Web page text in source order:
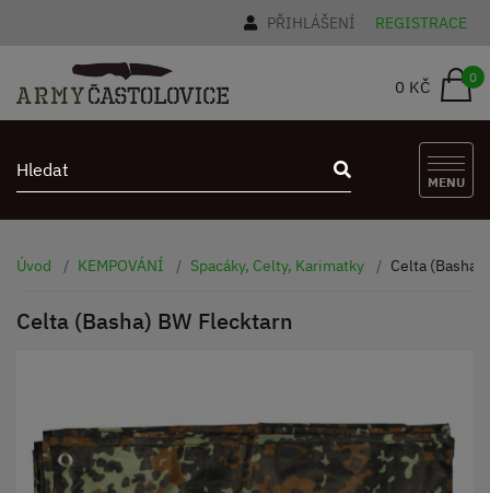
PŘIHLÁŠENÍ REGISTRACE
0 KČ 0
MENU
Úvod KEMPOVÁNÍ Spacáky, Celty, Karimatky Celta (Basha)
Celta (Basha) BW Flecktarn